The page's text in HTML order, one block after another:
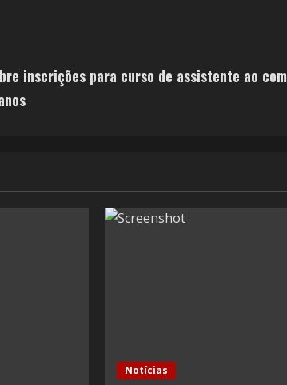
inscrições para curso de assistente ao
Notícias